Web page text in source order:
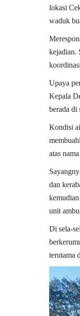
lokasi
waduk
kejadian.
Upaya
Kepala
berada di
Kondisi
atas nama
dan
unit
Di sela-
terutama
teknik